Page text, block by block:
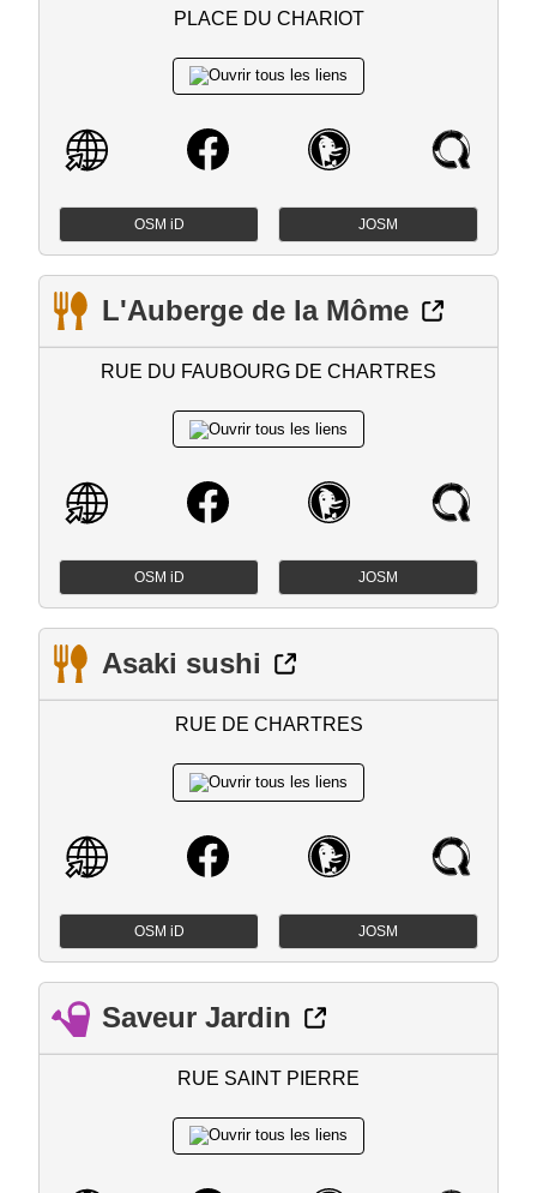
PLACE DU CHARIOT
OSM iD JOSM
L'Auberge de la Môme
RUE DU FAUBOURG DE CHARTRES
OSM iD JOSM
Asaki sushi
RUE DE CHARTRES
OSM iD JOSM
Saveur Jardin
RUE SAINT PIERRE